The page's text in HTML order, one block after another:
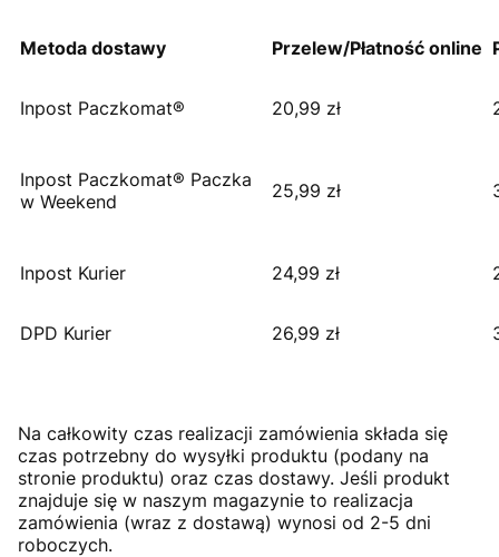
Metoda dostawy Przelew/Płatność online
Inpost Paczkomat® 20,99 zł
Inpost Paczkomat® Paczka
w Weekend
25,99 zł
Inpost Kurier 24,99 zł
DPD Kurier 26,99 zł
Na całkowity czas realizacji zamówienia składa się
czas potrzebny do wysyłki produktu (podany na
stronie produktu) oraz czas dostawy. Jeśli produkt
znajduje się w naszym magazynie to realizacja
zamówienia (wraz z dostawą) wynosi od 2-5 dni
roboczych.